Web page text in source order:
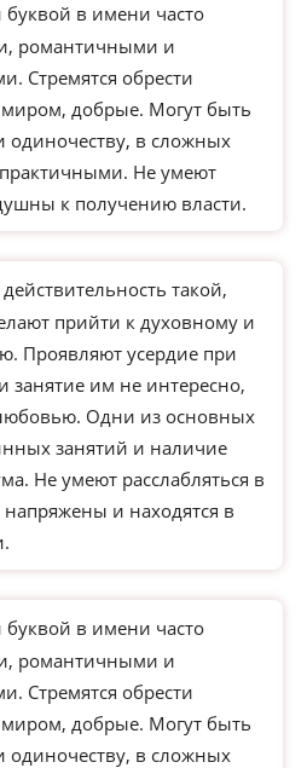
в имени часто
романтичными и
Стремятся обрести
добрые. Могут быть
одиночеству, в сложных
практичными. Не умеют
к получению власти.
такой,
прийти к духовному и
Проявляют усердие при
занятие им не интересно,
Одни из основных
занятий и наличие
Не умеют расслабляться в
и находятся в
в имени часто
романтичными и
Стремятся обрести
добрые. Могут быть
одиночеству, в сложных